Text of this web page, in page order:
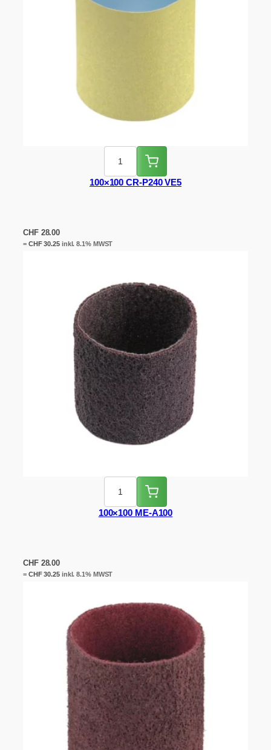
100×100 CR-P240 VE5
CHF28.00
= CHF30.25inkl. 8.1% MWST
100×100 ME-A100
CHF28.00
= CHF30.25inkl. 8.1% MWST